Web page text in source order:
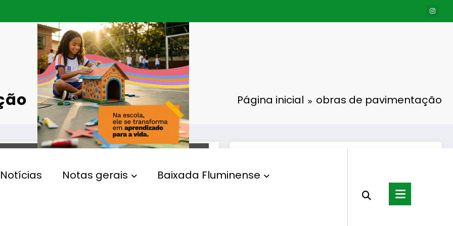
Notícias Notas gerais Baixada Fluminense
Página inicial obras de pavimentação
Belford Roxo acelera obras